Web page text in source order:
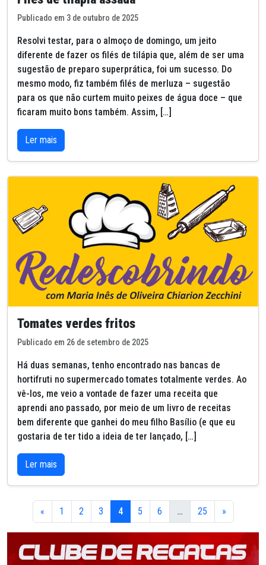
Publicado em 3 de outubro de 2025
Resolvi testar, para o almoço de domingo, um jeito
diferente de fazer os filés de tilápia que, além de ser uma
sugestão de preparo superprática, foi um sucesso. Do
mesmo modo, fiz também filés de merluza – sugestão
para os que não curtem muito peixes de água doce – que
ficaram muito bons também. Assim, […]
Ler mais
Tomates verdes fritos
Publicado em 26 de setembro de 2025
Há duas semanas, tenho encontrado nas bancas de
hortifruti no supermercado tomates totalmente verdes. Ao
vê-los, me veio a vontade de fazer uma receita que
aprendi ano passado, por meio de um livro de receitas
bem diferente que ganhei do meu filho Basílio (e que eu
gostaria de ter tido a ideia de ter lançado, […]
Ler mais
« 1 2 3 4 5 6 … 25 »